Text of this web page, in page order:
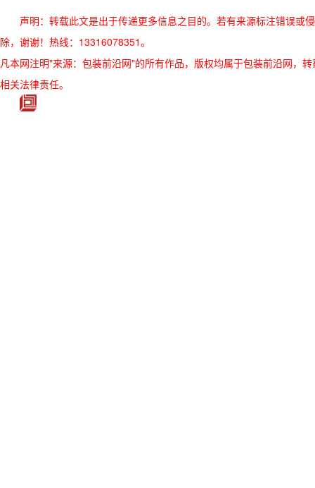
声明：转载此文是出于传递更多信息之目的。若有来源标注错误或
除，谢谢！热线：13316078351。
凡本网注明"来源：包装前沿网"的所有作品，版权均属于包装前沿网，
相关法律责任。